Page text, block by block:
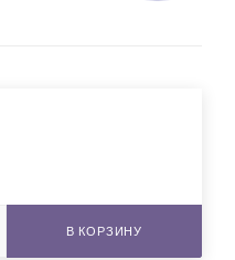
В КОРЗИНУ